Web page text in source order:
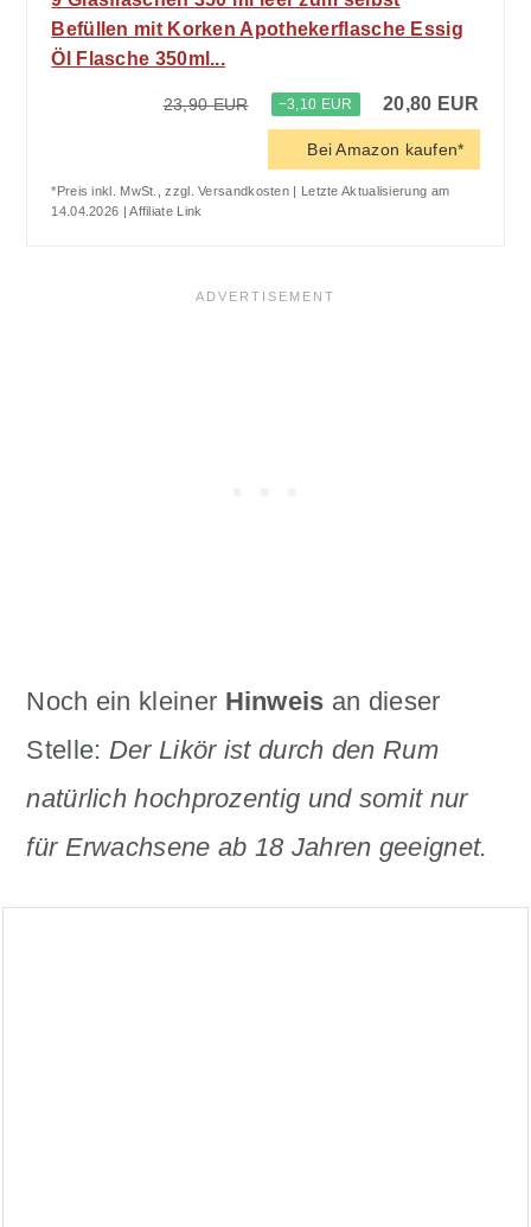
Befüllen mit Korken Apothekerflasche Essig
Öl Flasche 350ml...
23,90 EUR −3,10 EUR 20,80 EUR
Bei Amazon kaufen*
*Preis inkl. MwSt., zzgl. Versandkosten | Letzte Aktualisierung am
14.04.2026 | Affiliate Link
Noch ein kleiner Hinweis an dieser
Stelle: Der Likör ist durch den Rum
natürlich hochprozentig und somit nur
für Erwachsene ab 18 Jahren geeignet.